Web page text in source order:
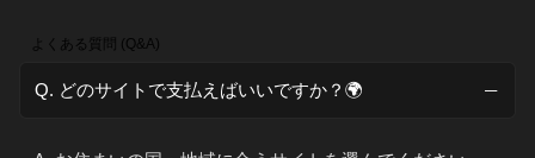
よくある質問 (Q&A)
Q. どのサイトで支払えばいいですか？🌍